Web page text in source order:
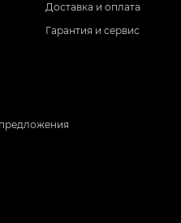
Доставка и оплата
Гарантия и сервис